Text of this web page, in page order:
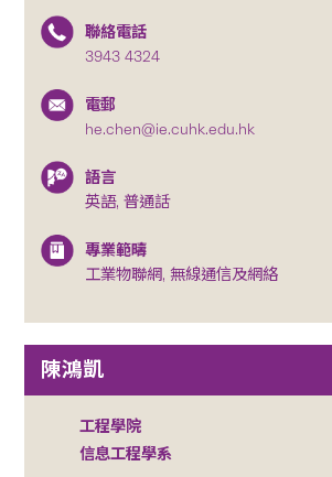
聯絡電話
3943 4324
電郵
he.chen@ie.cuhk.edu.hk
語言
英語, 普通話
專業範疇
工業物聯網, 無線通信及網絡
陳鴻凱
工程學院
信息工程學系